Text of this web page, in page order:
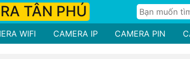
TÂN PHÚ
WIFI CAMERA IP CAMERA PIN